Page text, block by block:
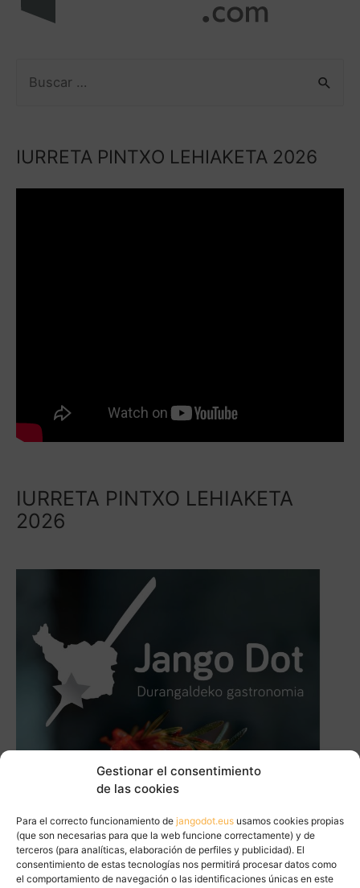
Gestionar el consentimiento
de las cookies
Para el correcto funcionamiento de jangodot.eus usamos cookies propias
(que son necesarias para que la web funcione correctamente) y de
terceros (para analíticas, elaboración de perfiles y publicidad). El
consentimiento de estas tecnologías nos permitirá procesar datos como
el comportamiento de navegación o las identificaciones únicas en este
IURRETA PINTXO LEHIAKETA 2026
IURRETA PINTXO LEHIAKETA
2026